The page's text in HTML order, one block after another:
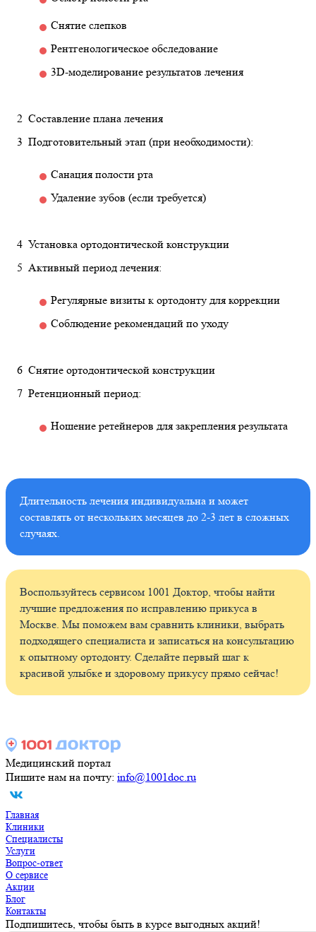
Снятие слепков
Рентгенологическое обследование
3D-моделирование результатов лечения
Составление плана лечения
Подготовительный этап (при необходимости):
Санация полости рта
Удаление зубов (если требуется)
Установка ортодонтической конструкции
Активный период лечения:
Регулярные визиты к ортодонту для коррекции
Соблюдение рекомендаций по уходу
Снятие ортодонтической конструкции
Ретенционный период:
Ношение ретейнеров для закрепления результата
Длительность лечения индивидуальна и может
составлять от нескольких месяцев до 2-3 лет в сложных
случаях.
Воспользуйтесь сервисом 1001 Доктор, чтобы найти
лучшие предложения по исправлению прикуса в
Москве. Мы поможем вам сравнить клиники, выбрать
подходящего специалиста и записаться на консультацию
к опытному ортодонту. Сделайте первый шаг к
красивой улыбке и здоровому прикусу прямо сейчас!
Медицинский портал
Пишите нам на почту: info@1001doc.ru
Главная
Клиники
Специалисты
Услуги
Вопрос-ответ
О сервисе
Акции
Блог
Контакты
Подпишитесь, чтобы быть в курсе выгодных акций!